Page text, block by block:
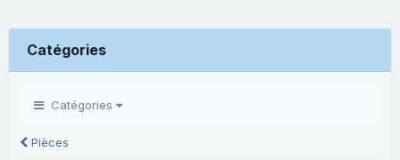
Catégories
Catégories
Pièces